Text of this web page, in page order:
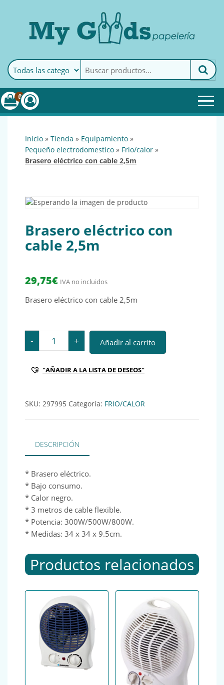
MyGoods · PapeleríaMy Goods es tu papelería
online de confianza. Podrás
encontrar todo lo necesario
0
inicio » tienda » equipamiento »
pequeño electrodomestico » frio/calor »
brasero eléctrico con cable 2,5m
Brasero eléctrico con
cable 2,5m
29,75€ IVA no incluidos
Brasero eléctrico con cable 2,5m
- Brasero eléctrico con cable 2,5m cantidad
+ Añadir al carrito
"AÑADIR A LA LISTA DE DESEOS"
SKU: 297995 Categoría: FRIO/CALOR
DESCRIPCIÓN
* Brasero eléctrico.
* Bajo consumo.
* Calor negro.
* 3 metros de cable flexible.
* Potencia: 300W/500W/800W.
* Medidas: 34 x 34 x 9.5cm.
Productos relacionados